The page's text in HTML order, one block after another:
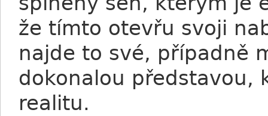
že tímto otevřu svoji
najde to své, případně
dokonalou představou,
realitu.